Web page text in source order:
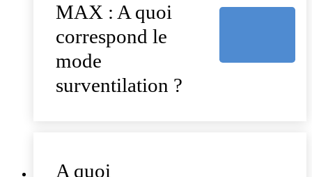
MAX : A quoi
correspond le
mode
surventilation ?
A quoi